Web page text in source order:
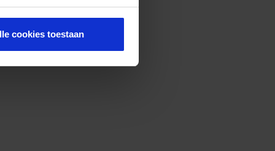
cookies toestaan